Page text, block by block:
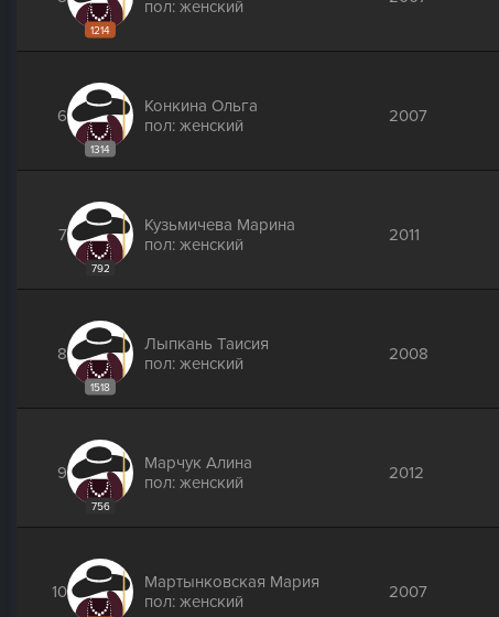
1214
пол: женский
6
1314
Конкина Ольга
пол: женский
2007
7
792
Кузьмичева Марина
пол: женский
2011
8
1518
Лыпкань Таисия
пол: женский
2008
9
756
Марчук Алина
пол: женский
2012
10
Мартынковская Мария
пол: женский
2007